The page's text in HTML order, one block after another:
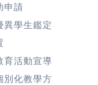
申請
異學生鑑定
育活動宣導
別化教學方